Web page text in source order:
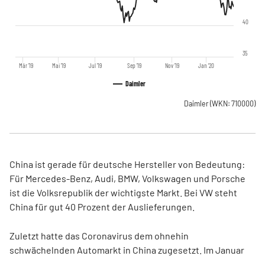
Daimler
Mär '19 Mai '19 Jul '19 Sep '19 Nov '19 Jan '20
35
40
Daimler(WKN: 710000)
China ist gerade für deutsche Hersteller von Bedeutung:
Für Mercedes-Benz, Audi, BMW, Volkswagen und Porsche
ist die Volksrepublik der wichtigste Markt. Bei VW steht
China für gut 40 Prozent der Auslieferungen.
Zuletzt hatte das Coronavirus dem ohnehin
schwächelnden Automarkt in China zugesetzt. Im Januar